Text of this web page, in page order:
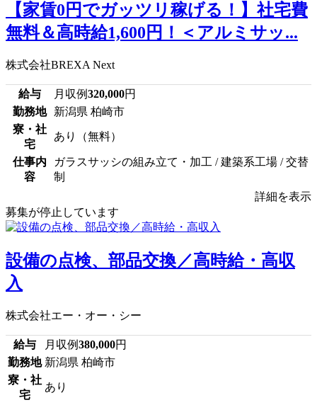
【家賃0円でガッツリ稼げる！】社宅費
無料＆高時給1,600円！＜アルミサッ...
株式会社BREXA Next
給与 月収例320,000円
勤務地
新潟県 柏崎市
寮・社
宅
あり（無料）
仕事内
容
ガラスサッシの組み立て・加工 / 建築系工場 / 交替
制
詳細を表示
募集が停止しています
設備の点検、部品交換／高時給・高収
入
株式会社エー・オー・シー
給与 月収例380,000円
勤務地 新潟県 柏崎市
寮・社
宅
あり